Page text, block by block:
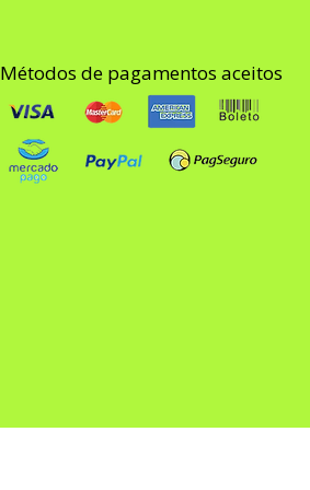
Métodos de pagamentos aceitos